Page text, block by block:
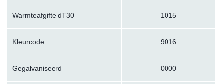
Warmteafgifte dT30 1015
Kleurcode 9016
Gegalvaniseerd 0000